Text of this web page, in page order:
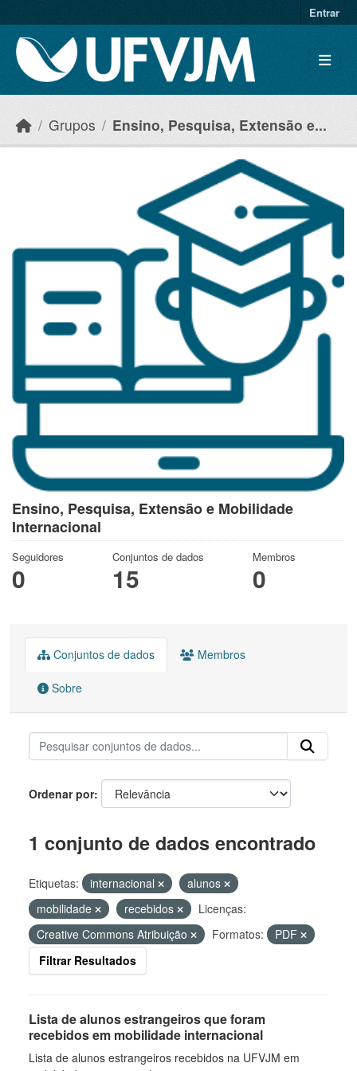
Entrar
Grupos Ensino, Pesquisa, Extensão e...
Ensino, Pesquisa, Extensão e Mobilidade
Internacional
Seguidores
0
Conjuntos de dados
15
Membros
0
Conjuntos de dados Membros
Sobre
Ordenar por
1 conjunto de dados encontrado
Etiquetas: internacional
alunos
mobilidade
recebidos
Licenças:
Creative Commons Atribuição
Formatos:
PDF
Filtrar Resultados
Lista de alunos estrangeiros que foram
recebidos em mobilidade internacional
Lista de alunos estrangeiros recebidos na UFVJM em